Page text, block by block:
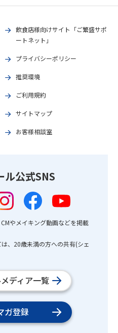
飲食店様向けサイト「ご繁盛サポ
ートネット」
プライバシーポリシー
推奨環境
ご利用規約
サイトマップ
お客様相談室
ル公式SNS
やメイキング動画などを掲載
、20歳未満の方への共有(シェ
ディア一覧
ガ登録